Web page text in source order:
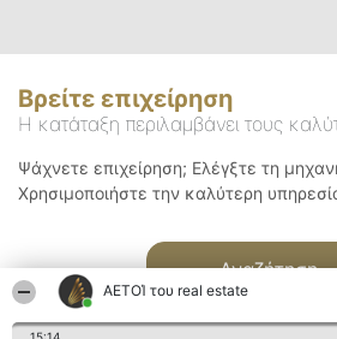
ΑΕΤΟΊ του real estate
Βρείτε επιχείρηση
Η κατάταξη περιλαμβάνει τους
Ψάχνετε επιχείρηση; Ελέγξτε τη
Χρησιμοποιήστε την καλύτερη
Αναζήτηση